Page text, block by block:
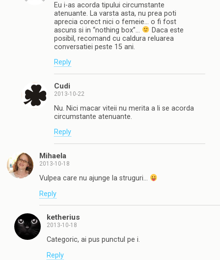
Eu i-as acorda tipului circumstante
atenuante. La varsta asta, nu prea poti
aprecia corect nici o femeie… o fi fost
ascuns si in “nothing box”…
Daca este
posibil, recomand cu caldura reluarea
conversatiei peste 15 ani.
Reply
Cudi
2013-10-22
Nu. Nici macar viteii nu merita a li se acorda
circumstante atenuante.
Reply
Mihaela
2013-10-18
Vulpea care nu ajunge la struguri…
Reply
ketherius
2013-10-18
Categoric, ai pus punctul pe i.
Reply